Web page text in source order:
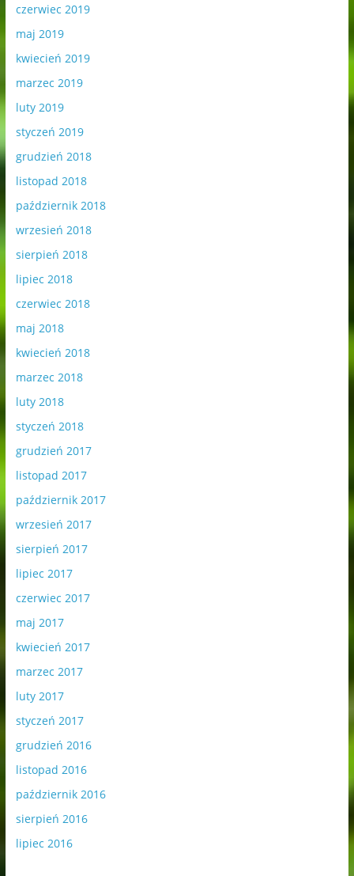
czerwiec 2019
maj 2019
kwiecień 2019
marzec 2019
luty 2019
styczeń 2019
grudzień 2018
listopad 2018
październik 2018
wrzesień 2018
sierpień 2018
lipiec 2018
czerwiec 2018
maj 2018
kwiecień 2018
marzec 2018
luty 2018
styczeń 2018
grudzień 2017
listopad 2017
październik 2017
wrzesień 2017
sierpień 2017
lipiec 2017
czerwiec 2017
maj 2017
kwiecień 2017
marzec 2017
luty 2017
styczeń 2017
grudzień 2016
listopad 2016
październik 2016
sierpień 2016
lipiec 2016